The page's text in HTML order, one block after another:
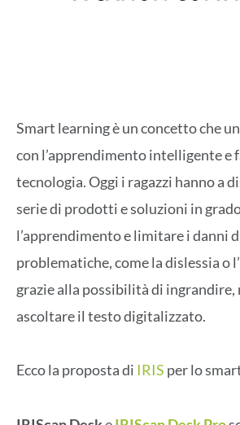
Smart learning è un concetto che
con l’apprendimento intelligente e
tecnologia. Oggi i ragazzi hanno a
serie di prodotti e soluzioni in
l’apprendimento e limitare i danni
problematiche, come la dislessia o
grazie alla possibilità di ingrandire,
ascoltare il testo digitalizzato.
Ecco la proposta di IRIS per lo